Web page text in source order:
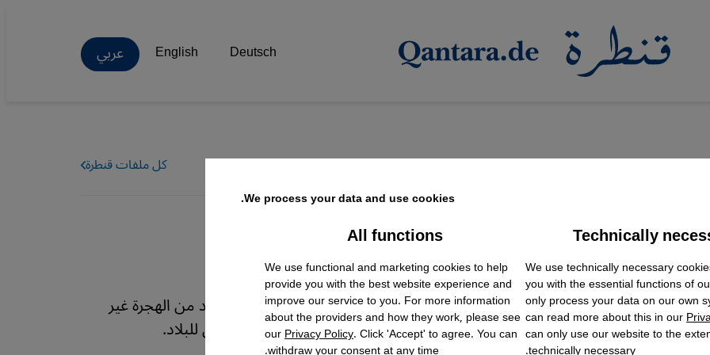
Deutsch
English عربي
كل ملفات قنطرة
مصر والاتحاد الأوروبي حول الهجرة
إشكالية مع القاهرة"
شتيفان رول أن من شأن مساعدات الاتحاد الأوروبي المقررة لمصر -مقابل الحد من الهجرة غير
دعم الحكم السلطوي في المقام الأول بدلاً من المساهمة في استقرار طويل المدى للبلاد.
We process your data and use cookies.
Technically
We use technically necessary
you with the essential functions of
only process your data on our own
can read more about this in our
can only use our website to the
All functions
We use functional and marketing cookies to help
provide you with the best website experience and
improve our service to you. For more information
about the providers and how they work, please see
ourPrivacy Policy. Click 'Accept' to agree. You can
Facebook Embed / Facebook Connect
Twitter Embed
Instagram Embed
Youtube Embed
Google Maps Embed